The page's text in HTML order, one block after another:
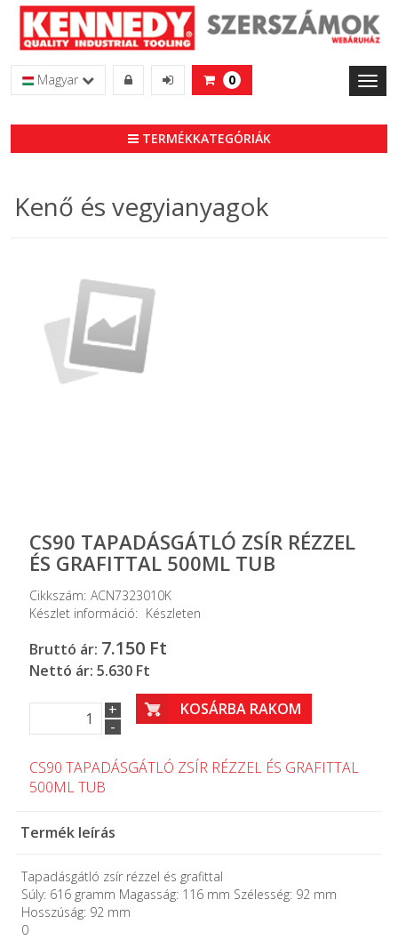
Magyar 0
TERMÉKKATEGÓRIÁK
Kenő és vegyianyagok
CS90 TAPADÁSGÁTLÓ ZSÍR RÉZZEL
ÉS GRAFITTAL 500ML TUB
Cikkszám: ACN7323010K
Készlet információ: Készleten
Bruttó ár: 7.150 Ft
Nettó ár: 5.630 Ft
+
-
KOSÁRBA RAKOM
CS90 TAPADÁSGÁTLÓ ZSÍR RÉZZEL ÉS GRAFITTAL
500ML TUB
Termék leírás
Tapadásgátló zsír rézzel és grafittal
Súly: 616 gramm Magasság: 116 mm Szélesség: 92 mm
Hosszúság: 92 mm
0